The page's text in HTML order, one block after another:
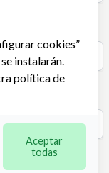
cookies”
instalarán.
política de
Aceptar
todas